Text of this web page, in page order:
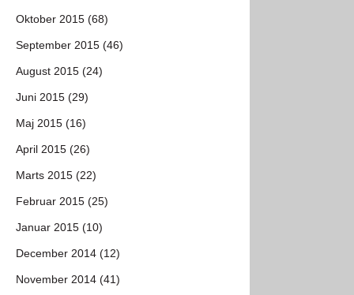
Oktober 2015 (68)
September 2015 (46)
August 2015 (24)
Juni 2015 (29)
Maj 2015 (16)
April 2015 (26)
Marts 2015 (22)
Februar 2015 (25)
Januar 2015 (10)
December 2014 (12)
November 2014 (41)